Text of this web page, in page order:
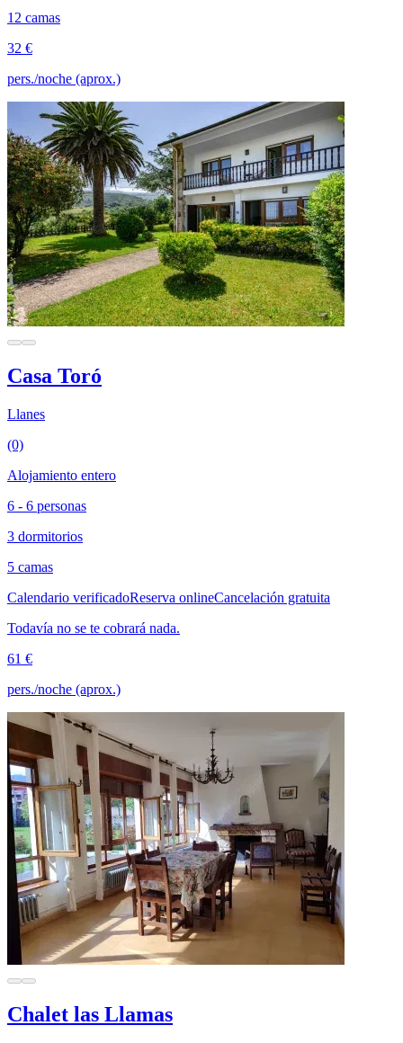
12 camas
32 €
pers./noche (aprox.)
Casa Toró
Llanes
(0)
Alojamiento entero
6 - 6 personas
3 dormitorios
5 camas
Calendario verificadoReserva onlineCancelación gratuita
Todavía no se te cobrará nada.
61 €
pers./noche (aprox.)
Chalet las Llamas